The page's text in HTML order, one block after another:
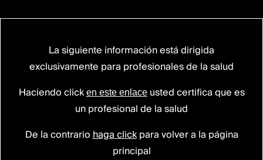
ROMEO®2 PAD
Interspinous fixation device
La siguiente información está dirigida
exclusivamente para profesionales de la salud
Haciendo clicken este enlaceusted certifica que es
un profesional de la salud
De la contrariohaga clickpara volver a la página
principal